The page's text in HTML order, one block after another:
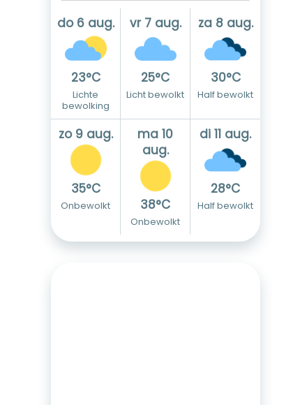
do 6 aug.
23°C
Lichte
bewolking
vr 7 aug.
25°C
Licht bewolkt
za 8 aug.
30°C
Half bewolkt
zo 9 aug.
35°C
Onbewolkt
ma 10
aug.
38°C
Onbewolkt
di 11 aug.
28°C
Half bewolkt